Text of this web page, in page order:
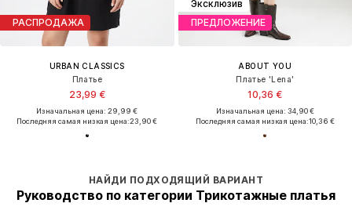
РАСПРОДАЖА
URBAN CLASSICS
Платье
23,99 €
Изначальная цена: 29,99 €
Последняя самая низкая цена:23,90 €
Эксклюзив
ПРЕДЛОЖЕНИЕ
ABOUT YOU
Платье 'Lena'
10,36 €
Изначальная цена: 34,90 €
Последняя самая низкая цена:10,36 €
НАЙДИ ПОДХОДЯЩИЙ ВАРИАНТ
Руководство по категории Трикотажные платья